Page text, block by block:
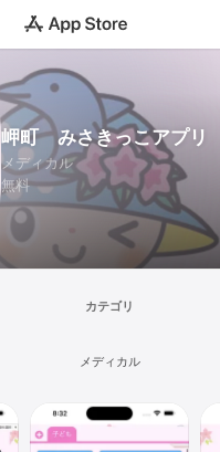
岬町 みさきっこアプリ
メディカル
無料
カテゴリ
メディカル